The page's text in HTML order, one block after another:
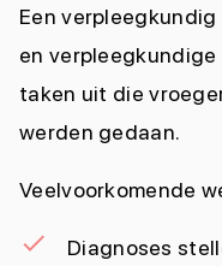
Een
en
taken uit die
werden gedaan.
Veelvoorkomende
Diagnoses